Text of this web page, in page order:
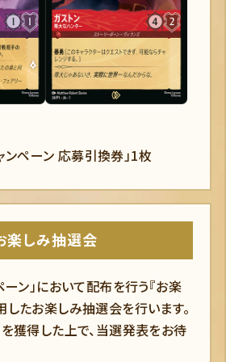
ンペーン 応募引換券」1枚
楽しみ抽選会
ン」において配布を行う『お楽
したお楽しみ抽選会を行います。
を獲得した上で、当選発表をお待